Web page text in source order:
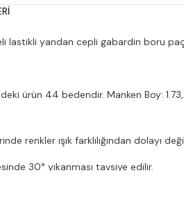
lastikli yandan cepli gabardin boru
ürün 44 bedendir. Manken Boy:
renkler ışık farklılığından dolayı
30° yıkanması tavsiye edilir.